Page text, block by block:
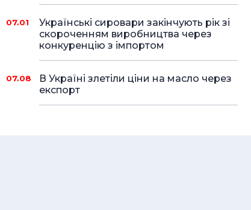
07.01
Українські сировари закінчують рік зі
скороченням виробництва через
конкуренцію з імпортом
07.08
В Україні злетіли ціни на масло через
експорт